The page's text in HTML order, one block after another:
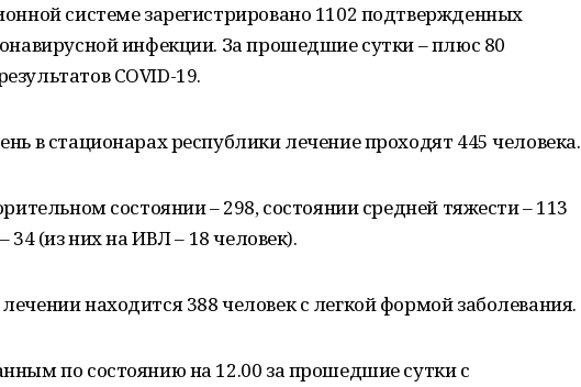
системе зарегистрировано 1102 подтвержденных
инфекции. За прошедшие сутки – плюс 80
COVID-19.
в стационарах республики лечение проходят 445 человека.
состоянии – 298, состоянии средней тяжести – 113
34 (из них на ИВЛ – 18 человек).
находится 388 человек с легкой формой заболевания.
по состоянию на 12.00 за прошедшие сутки с